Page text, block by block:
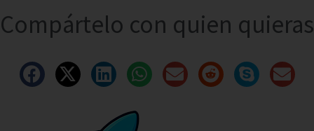
Compártelo con quien quieras